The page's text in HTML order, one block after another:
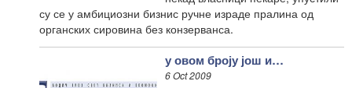
су се у амбициозни бизнис ручне израде пралина од
органских сировина без конзерванса.
у овом броју још и…
6 Oct 2009